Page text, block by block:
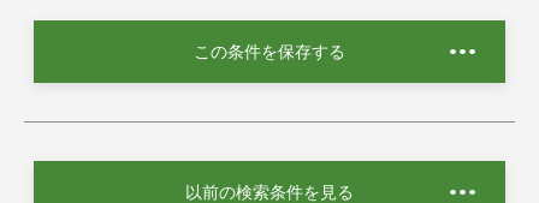
この条件を保存する
以前の検索条件を見る